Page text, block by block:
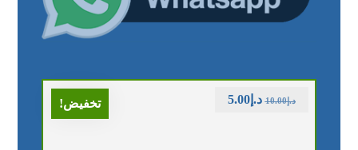
تخفيض! د.إ10.00 د.إ5.00